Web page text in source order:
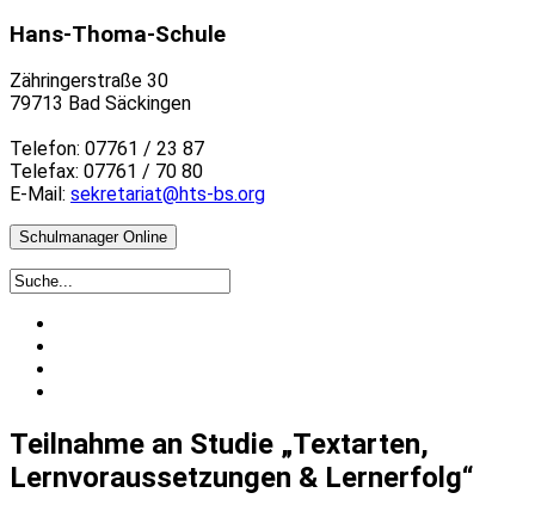
Hans-Thoma-Schule
Zähringerstraße 30
79713 Bad Säckingen
Telefon: 07761 / 23 87
Telefax: 07761 / 70 80
E-Mail: sekretariat@hts-bs.org
Schulmanager Online
Teilnahme an Studie „Textarten,
Lernvoraussetzungen & Lernerfolg“